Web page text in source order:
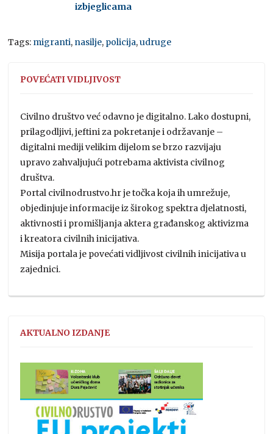
izbjeglicama
Tags: migranti, nasilje, policija,udruge
POVEĆATI VIDLJIVOST
Civilno društvo već odavno je digitalno. Lako dostupni,
prilagodljivi, jeftini za pokretanje i održavanje –
digitalni mediji velikim dijelom se brzo razvijaju
upravo zahvaljujući potrebama aktivista civilnog
društva.
Portal civilnodrustvo.hr je točka koja ih umrežuje,
objedinjuje informacije iz širokog spektra djelatnosti,
aktivnosti i promišljanja aktera građanskog aktivizma
i kreatora civilnih inicijativa.
Misija portala je povećati vidljivost civilnih inicijativa u
zajednici.
AKTUALNO IZDANJE